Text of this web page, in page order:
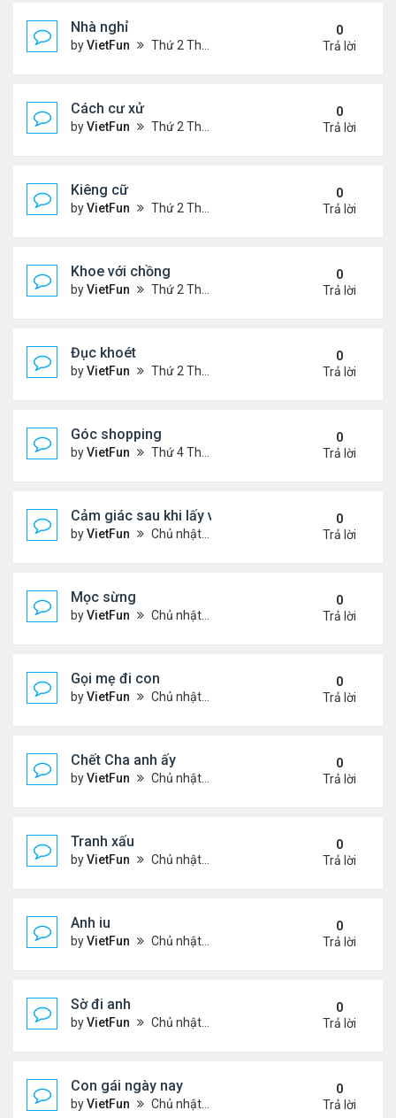
Nhà nghỉ
byVietFun Thứ 2 Tháng 1 03, 2022 9:11 pm
0
Trả lời
Cách cư xử
byVietFun Thứ 2 Tháng 1 03, 2022 9:08 pm
0
Trả lời
Kiêng cữ
byVietFun Thứ 2 Tháng 1 03, 2022 9:07 pm
0
Trả lời
Khoe với chồng
byVietFun Thứ 2 Tháng 1 03, 2022 9:06 pm
0
Trả lời
Đục khoét
byVietFun Thứ 2 Tháng 1 03, 2022 9:05 pm
0
Trả lời
Góc shopping
byVietFun Thứ 4 Tháng 12 15, 2021 12:19 pm
0
Trả lời
Cảm giác sau khi lấy vợ
byVietFun Chủ nhật Tháng 12 12, 2021 11:24 pm
0
Trả lời
Mọc sừng
byVietFun Chủ nhật Tháng 12 12, 2021 11:23 pm
0
Trả lời
Gọi mẹ đi con
byVietFun Chủ nhật Tháng 12 12, 2021 11:22 pm
0
Trả lời
Chết Cha anh ấy
byVietFun Chủ nhật Tháng 12 12, 2021 11:21 pm
0
Trả lời
Tranh xấu
byVietFun Chủ nhật Tháng 12 12, 2021 11:18 pm
0
Trả lời
Anh iu
byVietFun Chủ nhật Tháng 12 12, 2021 11:18 pm
0
Trả lời
Sờ đi anh
byVietFun Chủ nhật Tháng 12 12, 2021 11:16 pm
0
Trả lời
Con gái ngày nay
byVietFun Chủ nhật Tháng 12 12, 2021 11:16 pm
0
Trả lời